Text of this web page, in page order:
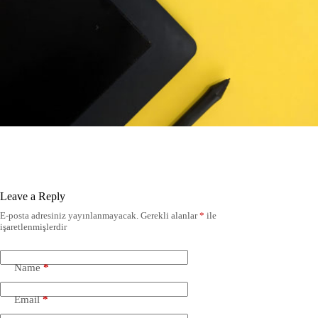
Leave a Reply
E-posta adresiniz yayınlanmayacak. Gerekli alanlar* ile
işaretlenmişlerdir
Name*
Email*